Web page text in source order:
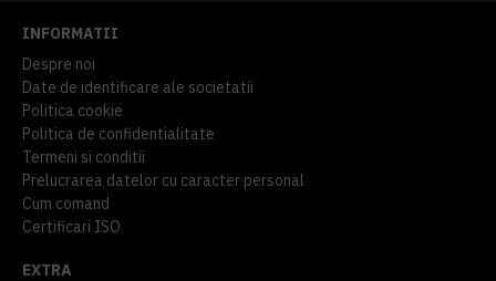
INFORMATII
Despre noi
Date de identificare ale societatii
Politica cookie
Politica de confidentialitate
Termeni si conditii
Prelucrarea datelor cu caracter personal
Cum comand
Certificari ISO
EXTRA